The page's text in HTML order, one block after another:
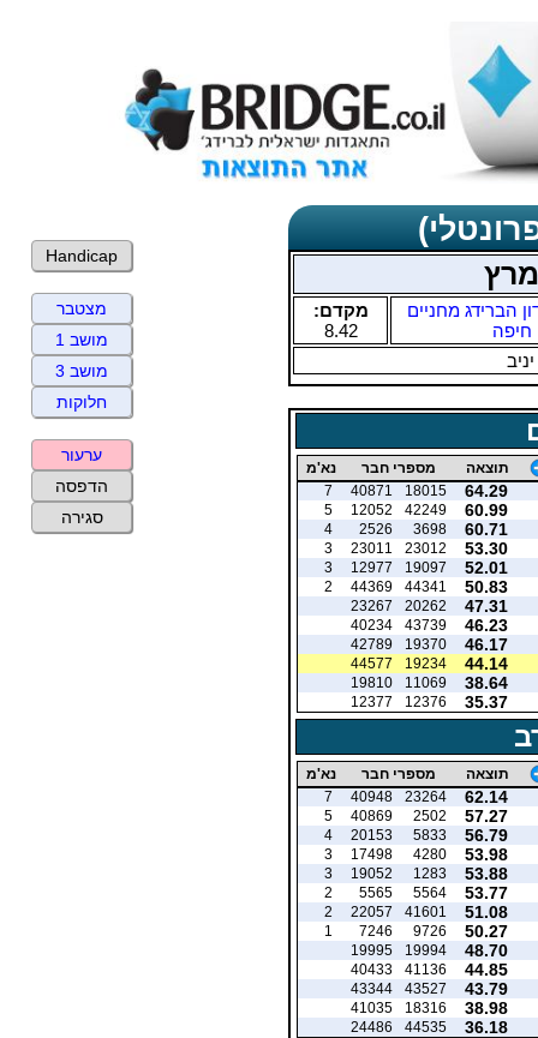
הברידג מחניים
חיפה
מקדם:
8.42
תוצאה מספרי חבר נא'מ
64.29
18015
40871
7
60.99
42249
12052
5
60.71
3698
2526
4
53.30
23012
23011
3
52.01
19097
12977
3
50.83
44341
44369
2
47.31
20262
23267
46.23
43739
40234
46.17
19370
42789
44.14
19234
44577
38.64
11069
19810
35.37
12376
12377
תוצאה מספרי חבר נא'מ
62.14
23264
40948
7
57.27
2502
40869
5
56.79
5833
20153
4
53.98
4280
17498
3
53.88
1283
19052
3
53.77
5564
5565
2
51.08
41601
22057
2
50.27
9726
7246
1
48.70
19994
19995
44.85
41136
40433
43.79
43527
43344
38.98
18316
41035
36.18
44535
24486
Handicap
מצטבר
מושב 1
מושב 3
חלוקות
ערעור
הדפסה
סגירה